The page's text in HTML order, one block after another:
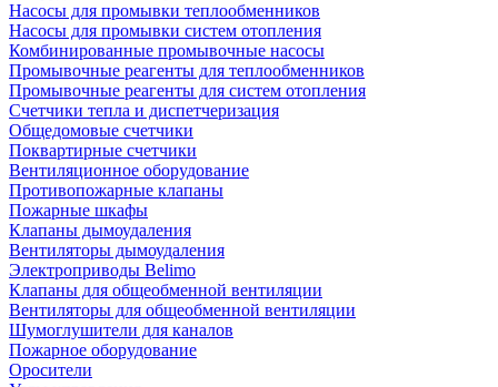
Насосы для промывки теплообменников
Насосы для промывки систем отопления
Комбинированные промывочные насосы
Промывочные реагенты для теплообменников
Промывочные реагенты для систем отопления
Счетчики тепла и диспетчеризация
Общедомовые счетчики
Поквартирные счетчики
Вентиляционное оборудование
Противопожарные клапаны
Пожарные шкафы
Клапаны дымоудаления
Вентиляторы дымоудаления
Электроприводы Belimo
Клапаны для общеобменной вентиляции
Вентиляторы для общеобменной вентиляции
Шумоглушители для каналов
Пожарное оборудование
Оросители